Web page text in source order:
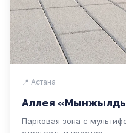
📍 Астана
Аллея
Парковая зона с